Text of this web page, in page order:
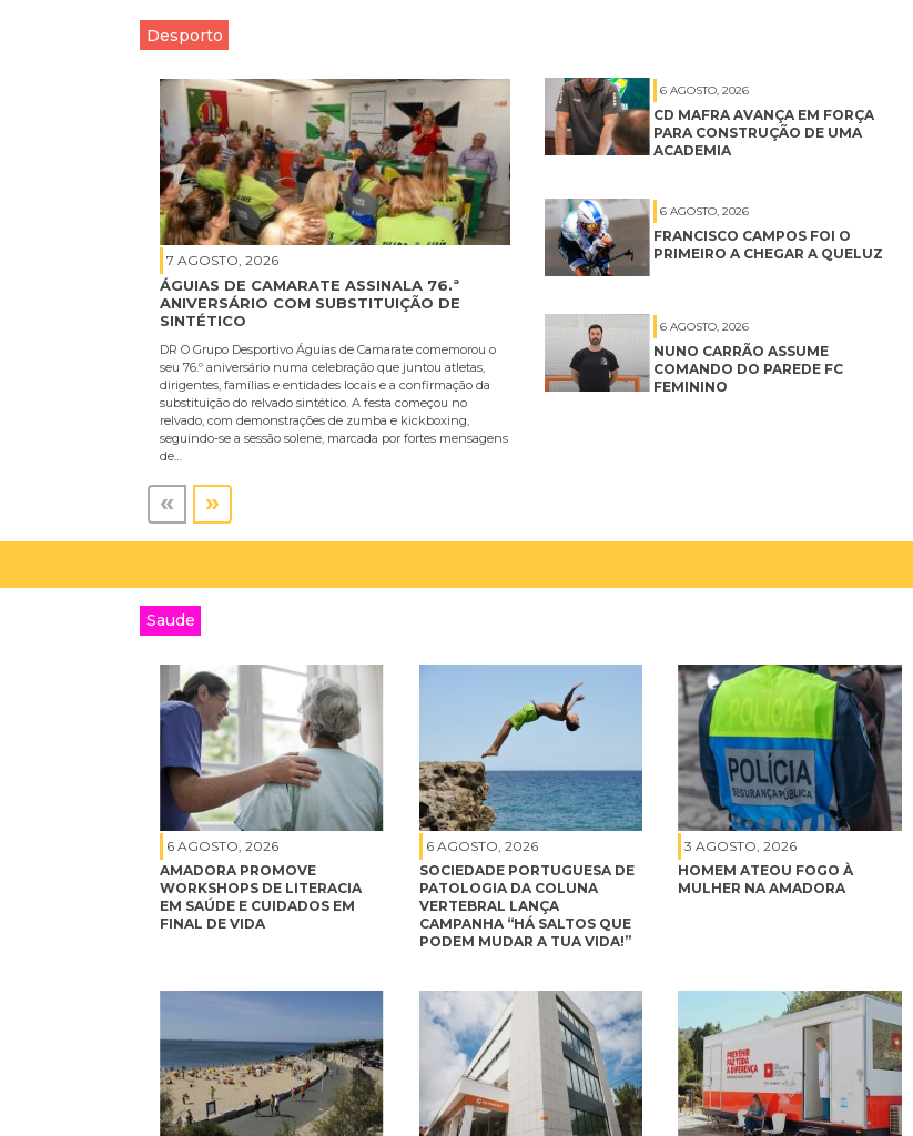
Desporto
7 AGOSTO, 2026
ÁGUIAS DE CAMARATE ASSINALA 76.ª
ANIVERSÁRIO COM SUBSTITUIÇÃO DE
SINTÉTICO
DR O Grupo Desportivo Águias de Camarate comemorou o
seu 76.º aniversário numa celebração que juntou atletas,
dirigentes, famílias e entidades locais e a confirmação da
substituição do relvado sintético. A festa começou no
relvado, com demonstrações de zumba e kickboxing,
seguindo-se a sessão solene, marcada por fortes mensagens
de…
6 AGOSTO, 2026
CD MAFRA AVANÇA EM FORÇA
PARA CONSTRUÇÃO DE UMA
ACADEMIA
6 AGOSTO, 2026
FRANCISCO CAMPOS FOI O
PRIMEIRO A CHEGAR A QUELUZ
6 AGOSTO, 2026
NUNO CARRÃO ASSUME
COMANDO DO PAREDE FC
FEMININO
« »
Saude
6 AGOSTO, 2026
AMADORA PROMOVE
WORKSHOPS DE LITERACIA
EM SAÚDE E CUIDADOS EM
FINAL DE VIDA
6 AGOSTO, 2026
SOCIEDADE PORTUGUESA DE
PATOLOGIA DA COLUNA
VERTEBRAL LANÇA
CAMPANHA “HÁ SALTOS QUE
PODEM MUDAR A TUA VIDA!”
3 AGOSTO, 2026
HOMEM ATEOU FOGO À
MULHER NA AMADORA